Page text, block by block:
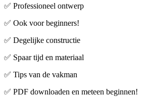
✅ Professioneel ontwerp
✅ Ook voor beginners!
✅ Degelijke constructie
✅ Spaar tijd en materiaal
✅ Tips van de vakman
✅ PDF downloaden en meteen beginnen!